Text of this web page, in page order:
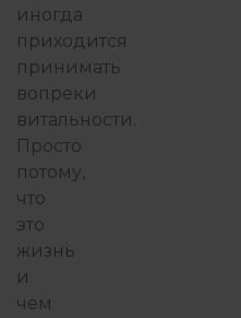
иногда
приходится
принимать
вопреки
витальности.
Просто
потому,
что
это
жизнь
и
чем